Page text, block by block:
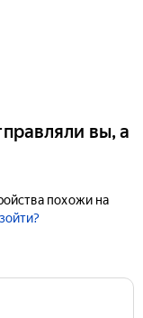
вы, а
похожи на